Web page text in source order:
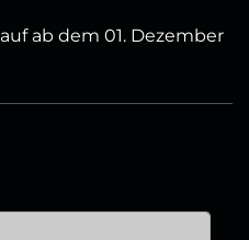
ab dem 01. Dezember